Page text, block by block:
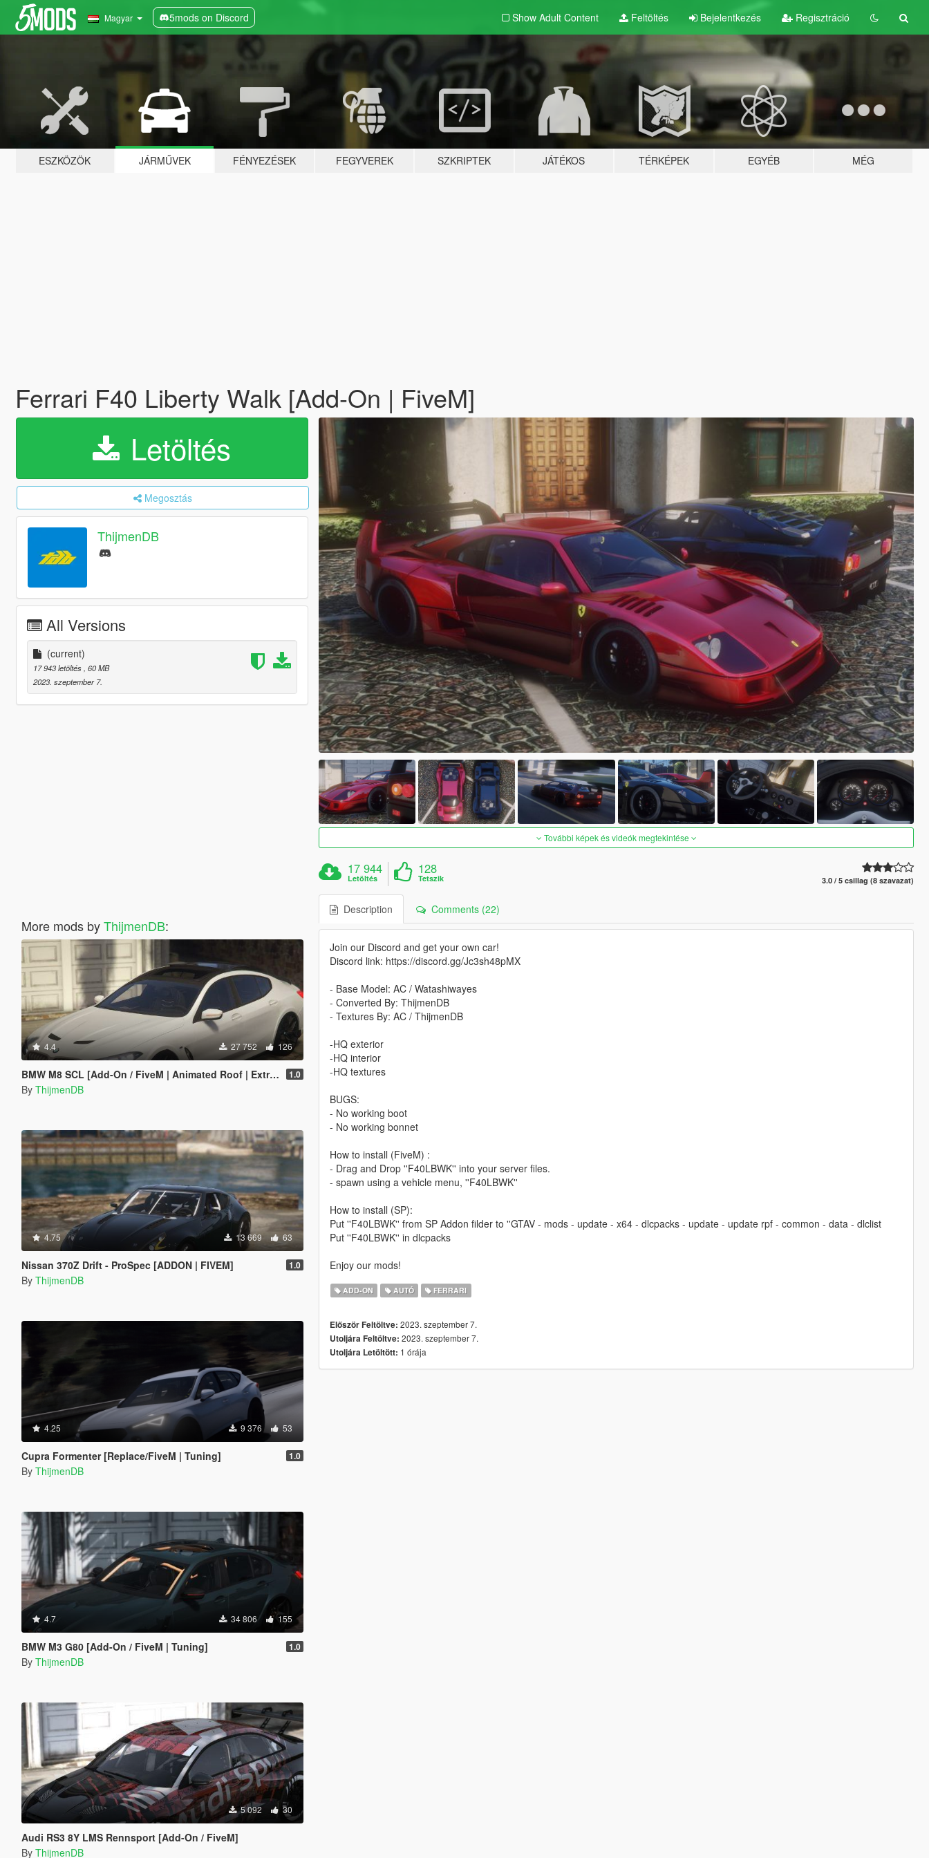
Magyar 5mods on Discord Show Adult Content Feltöltés Bejelentkezés Regisztráció
ESZKÖZÖK JÁRMŰVEK FÉNYEZÉSEK FEGYVEREK SZKRIPTEK JÁTÉKOS TÉRKÉPEK EGYÉB MÉG
Ferrari F40 Liberty Walk [Add-On | FiveM]
Letöltés
Megosztás
ThijmenDB
All Versions
(current)
17 943 letöltés , 60 MB
2023. szeptember 7.
More mods byThijmenDB:
4.4 27 752 126
BMW M8 SCL [Add-On / FiveM | Animated Roof | Extras] 1.0
By ThijmenDB
4.75 13 669 63
Nissan 370Z Drift - ProSpec [ADDON | FIVEM] 1.0
By ThijmenDB
4.25 9 376 53
Cupra Formenter [Replace/FiveM | Tuning] 1.0
By ThijmenDB
4.7 34 806 155
BMW M3 G80 [Add-On / FiveM | Tuning] 1.0
By ThijmenDB
5 092 30
Audi RS3 8Y LMS Rennsport [Add-On / FiveM]
By ThijmenDB
További képek és videók megtekintése
17 944
Letöltés
128
Tetszik 3.0 / 5 csillag (8 szavazat)
Description Comments (22)
Join our Discord and get your own car!
Discord link: https://discord.gg/Jc3sh48pMX
- Base Model: AC / Watashiwayes
- Converted By: ThijmenDB
- Textures By: AC / ThijmenDB
-HQ exterior
-HQ interior
-HQ textures
BUGS:
- No working boot
- No working bonnet
How to install (FiveM) :
- Drag and Drop ''F40LBWK'' into your server files.
- spawn using a vehicle menu, ''F40LBWK''
How to install (SP):
Put ''F40LBWK'' from SP Addon filder to ''GTAV - mods - update - x64 - dlcpacks - update - update rpf - common - data - dlclist
Put ''F40LBWK'' in dlcpacks
Enjoy our mods!
ADD-ON AUTÓ FERRARI
Először Feltöltve: 2023. szeptember 7.
Utoljára Feltöltve: 2023. szeptember 7.
Utoljára Letöltött: 1 órája